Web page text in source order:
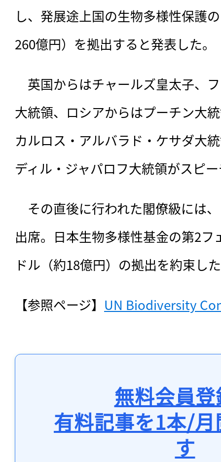
し、発展途上国の生物多様性保護
260億円）を拠出すると発表した。
英国からはチャールズ皇太子、
大統領、ロシアからはプーチン大
カルロス・アルバラド・ケサダ大
ディル・ジャパロフ大統領がスピ
その直後に行われた閣僚級には
出席。日本生物多様性基金の第2フ
ドル（約18億円）の拠出を約束し
【参照ページ】 UN Biodiversity
無料会員
有料記事を1本/
す